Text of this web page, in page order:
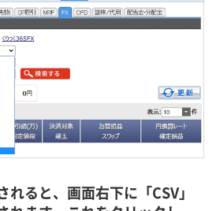
れると、画面右下に「CSV」